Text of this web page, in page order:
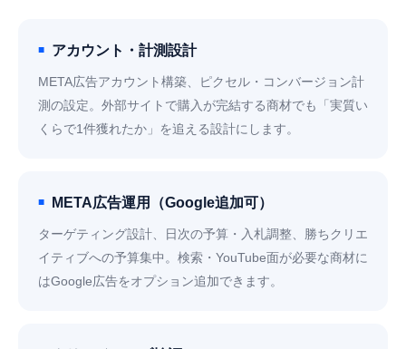
アカウント・計測設計
META広告アカウント構築、ピクセル・コンバージョン計
測の設定。外部サイトで購入が完結する商材でも「実質い
くらで1件獲れたか」を追える設計にします。
META広告運用（Google追加可）
ターゲティング設計、日次の予算・入札調整、勝ちクリエ
イティブへの予算集中。検索・YouTube面が必要な商材に
はGoogle広告をオプション追加できます。